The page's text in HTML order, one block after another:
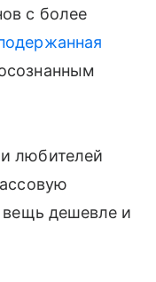
с более
любителей
вещь дешевле и